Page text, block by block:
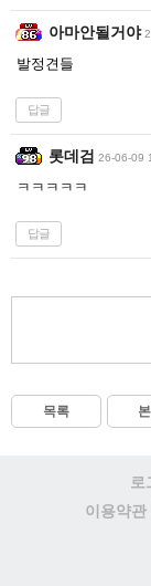
아마안될거야
발정견들
답글
롯데검 26-06-09
ㅋㅋㅋㅋㅋ
답글
목록
로
이용약관